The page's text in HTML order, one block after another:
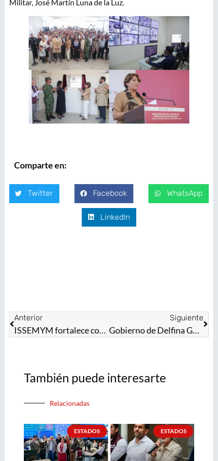
Militar, José Martín Luna de la Luz.
Comparte en:
Twitter Facebook WhatsApp
LinkedIn
Anterior
ISSEMYM fortalece cobertura de servicios de salud con la regularización de medicamentos
Siguiente
Gobierno de Delfina Gómez subsidia obras hidroagrícolas por 33 millones de pesos a favor de 9 mil productores del campo mexiquense
También puede interesarte
Relacionadas
ESTADOS ESTADOS